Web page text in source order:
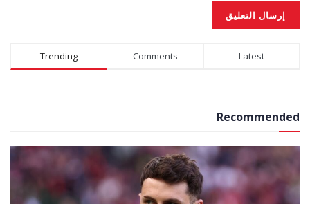
Trending Comments Latest
Recommended